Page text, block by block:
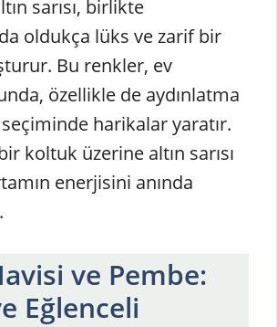
sarısı, birlikte
oldukça lüks ve zarif bir
Bu renkler, ev
özellikle de aydınlatma
harikalar yaratır.
koltuk üzerine altın sarısı
enerjisini anında
ve Pembe:
Eğlenceli